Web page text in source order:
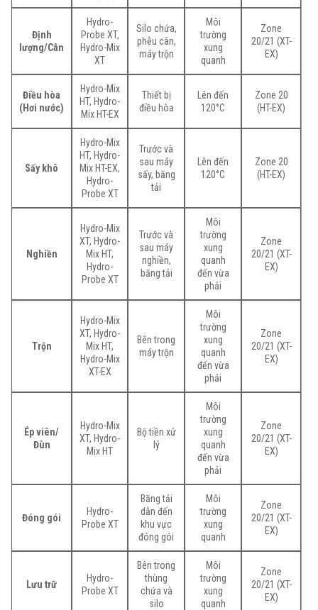
Định
lượng/Cân
Hydro-
Probe XT,
Hydro-Mix
XT
Silo chứa,
phễu cân,
máy trộn
Môi
trường
xung
quanh
Zone
20/21 (XT-
EX)
Điều hòa
(Hơi nước)
Hydro-Mix
HT, Hydro-
Mix HT-EX
Thiết bị
điều hòa
Lên đến
120°C
Zone 20
(HT-EX)
Sấy khô
Hydro-Mix
HT, Hydro-
Mix HT-EX,
Hydro-
Probe XT
Trước và
sau máy
sấy, băng
tải
Lên đến
120°C
Zone 20
(HT-EX)
Nghiền
Hydro-Mix
XT, Hydro-
Mix HT,
Hydro-
Probe XT
Trước và
sau máy
nghiền,
băng tải
Môi
trường
xung
quanh
đến vừa
phải
Zone
20/21 (XT-
EX)
Trộn
Hydro-Mix
XT, Hydro-
Mix HT,
Hydro-Mix
XT-EX
Bên trong
máy trộn
Môi
trường
xung
quanh
đến vừa
phải
Zone
20/21 (XT-
EX)
Ép viên/
Đùn
Hydro-Mix
XT, Hydro-
Mix HT
Bộ tiền xử
lý
Môi
trường
xung
quanh
đến vừa
phải
Zone
20/21 (XT-
EX)
Đóng gói
Hydro-
Probe XT
Băng tải
dẫn đến
khu vực
đóng gói
Môi
trường
xung
quanh
Zone
20/21 (XT-
EX)
Lưu trữ
Hydro-
Probe XT
Bên trong
thùng
chứa và
silo
Môi
trường
xung
quanh
Zone
20/21 (XT-
EX)